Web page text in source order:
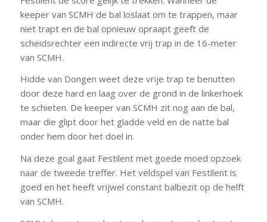
keeper van SCMH de bal loslaat om te trappen, maar
niet trapt en de bal opnieuw opraapt geeft de
scheidsrechter een indirecte vrij trap in de 16-meter
van SCMH.
Hidde van Dongen weet deze vrije trap te benutten
door deze hard en laag over de grond in de linkerhoek
te schieten. De keeper van SCMH zit nog aan de bal,
maar die glipt door het gladde veld en de natte bal
onder hem door het doel in.
Na deze goal gaat Festilent met goede moed opzoek
naar de tweede treffer. Het veldspel van Festilent is
goed en het heeft vrijwel constant balbezit op de helft
van SCMH.